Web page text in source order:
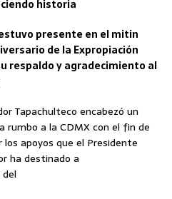
historia
presente en el mitin
de la Expropiación
respaldo y agradecimiento al
Tapachulteco encabezó un
rumbo a la CDMX con el fin de
los apoyos que el Presidente
ha destinado a